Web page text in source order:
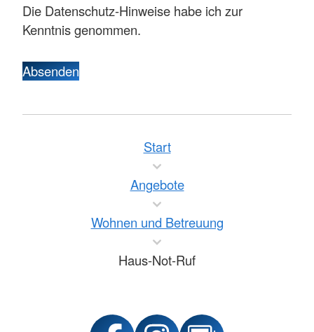
Die Datenschutz-Hinweise habe ich zur
Kenntnis genommen.
Absenden
Start
Angebote
Wohnen und Betreuung
Haus-Not-Ruf